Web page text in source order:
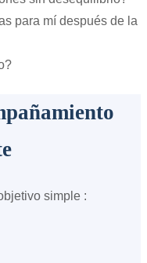
para mí después de la
simple :